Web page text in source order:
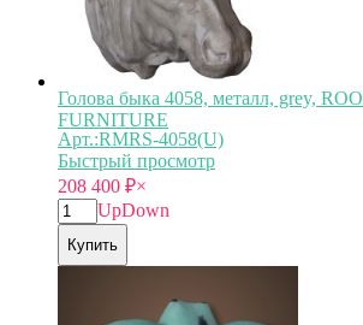
Голова быка 4058, металл, grey,
FURNITURE
Арт.:RMRS-4058(U)
Быстрый просмотр
208 400 ₽×
UpDown
Купить